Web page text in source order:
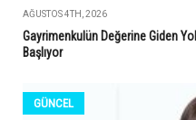
AĞUSTOS 4TH, 2026
Gayrimenkulün Değerine Giden
Başlıyor
GÜNCEL